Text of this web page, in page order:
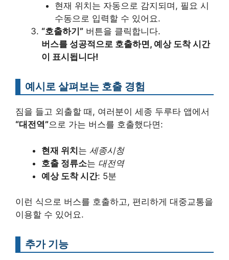
현재 위치는 자동으로 감지되며, 필요 시
수동으로 입력할 수 있어요.
“호출하기” 버튼을 클릭합니다.
버스를 성공적으로 호출하면, 예상 도착 시간
이 표시됩니다!
예시로 살펴보는 호출 경험
짐을 들고 외출할 때, 여러분이 세종 두루타 앱에서
“대전역”으로 가는 버스를 호출했다면:
현재 위치는 세종시청
호출 정류소는 대전역
예상 도착 시간: 5분
이런 식으로 버스를 호출하고, 편리하게 대중교통을
이용할 수 있어요.
추가 기능